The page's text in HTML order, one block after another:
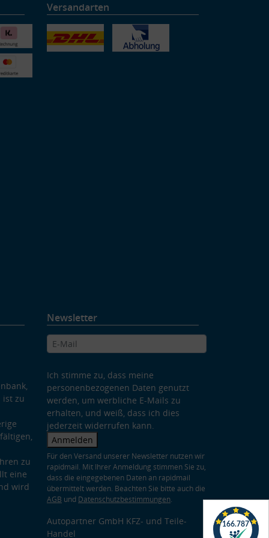
Versandarten
ist zu
zu
eine
wird
Newsletter
Ich stimme zu, dass meine
personenbezogenen Daten genutzt
werden, um werbliche E-Mails zu
erhalten, und weiß, dass ich dies
jederzeit widerrufen kann.
Anmelden
Für den Versand unserer Newsletter nutzen wir
rapidmail. Mit Ihrer Anmeldung stimmen Sie zu,
dass die eingegebenen Daten an rapidmail
übermittelt werden. Beachten Sie bitte auch die
AGB und Datenschutzbestimmungen.
Autopartner GmbH KFZ- und Teile-
Handel